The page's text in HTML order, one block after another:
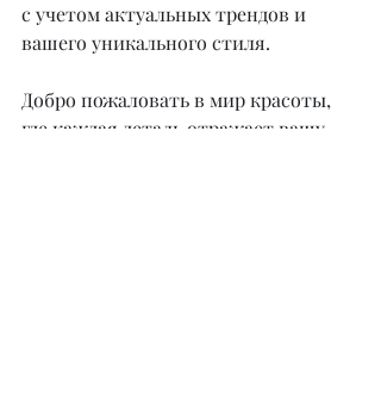
с учетом актуальных трендов и
вашего уникального стиля.
Добро пожаловать в мир красоты,
где каждая деталь отражает вашу